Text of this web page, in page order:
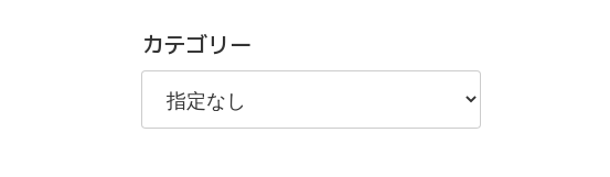
事
カテゴリー